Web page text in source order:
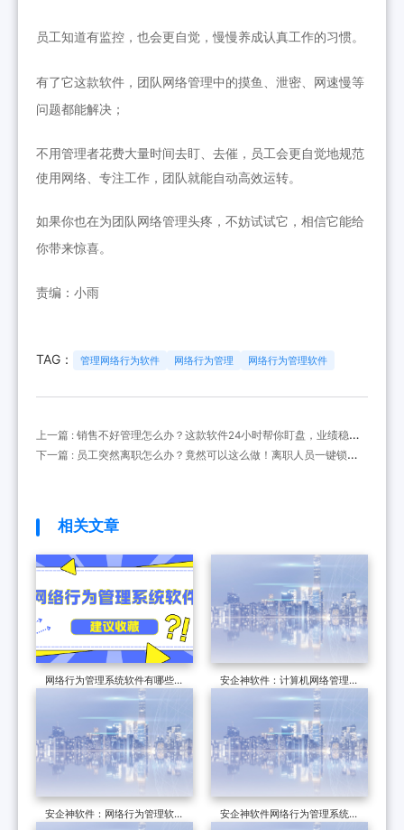
员工知道有监控，也会更自觉，慢慢养成认真工作的习惯。
有了它这款软件，团队网络管理中的摸鱼、泄密、网速慢等
问题都能解决；
不用管理者花费大量时间去盯、去催，员工会更自觉地规范
使用网络、专注工作，团队就能自动高效运转。
如果你也在为团队网络管理头疼，不妨试试它 ，相信它能给
你带来惊喜。
责编：小雨
TAG： 管理网络行为软件 网络行为管理 网络行为管理软件
上一篇 : 销售不好管理怎么办？这款软件24小时帮你盯盘，业绩稳如
老狗！
下一篇 : 员工突然离职怎么办？竟然可以这么做！离职人员一键锁
相关文章
网络行为管理系统软件有哪些？
2025年最新的一款网络行为管
安企神软件：计算机网络管理员
软件、网络行为管理软件、计算
安企神软件：网络行为管理软
安企神软件网络行为管理系统成